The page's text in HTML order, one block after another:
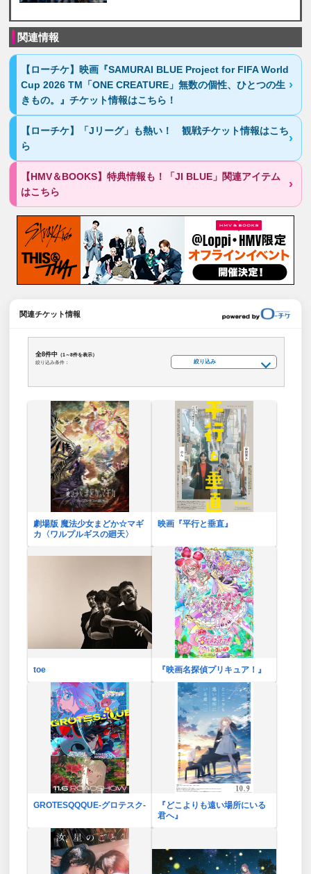
関連情報
【ローチケ】映画『SAMURAI BLUE Project for FIFA World
Cup 2026 TM「ONE CREATURE」無数の個性、ひとつの生
きもの。』チケット情報はこちら！
【ローチケ】「Jリーグ」も熱い！ 観戦チケット情報はこち
ら
【HMV＆BOOKS】特典情報も！「JI BLUE」関連アイテム
はこちら
関連チケット情報
全8件中 （1～8件を表示）
絞り込み条件：
絞り込み
劇場版 魔法少女まどか☆マギ
カ〈ワルプルギスの廻天〉
映画『平行と垂直』
toe 『映画名探偵プリキュア！』
GROTESQQQUE-グロテスク-
『どこよりも遠い場所にいる
君へ』